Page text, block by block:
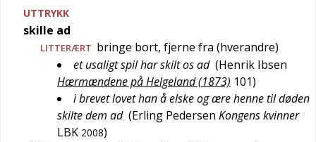
UTTRYKK
skille ad
LITTERÆRT bringe bort, fjerne fra (hverandre)
et usaligt spil har skilt os ad (Henrik Ibsen
Hærmændene på Helgeland (1873) 101)
i brevet lovet han å elske og ære henne til døden
skilte dem ad (Erling Pedersen Kongens kvinner
LBK 2008)